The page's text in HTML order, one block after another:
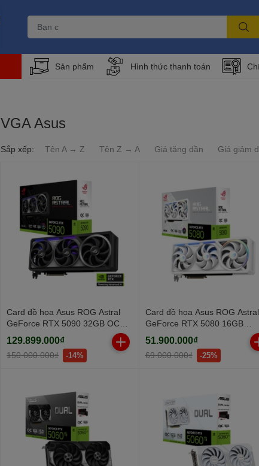
Sản phẩm Hình thức thanh toán
VGA Asus
Sắp xếp: Tên A → Z Tên Z → A Giá tăng dần Giá giảm
Card đồ họa Asus ROG Astral
GeForce RTX 5090 32GB OC
Edition (GDDR7/ 512 bit)
129.899.000₫
150.000.000₫ -14%
Card đồ họa Asus ROG Astral
GeForce RTX 5080 16GB
GDDR7 WHITE OC Edition
(GDDR7/ 256 bit)
51.900.000₫
69.000.000₫ -25%